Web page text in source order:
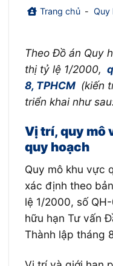
Trang chủ - Quy
Theo Đồ án Quy
thị tỷ lệ 1/2000,
8, TPHCM (kiến
triển khai như
Vị trí, quy mô
quy hoạch
Quy mô khu vực
xác định theo
lệ 1/2000, số
hữu hạn Tư vấn
Thành lập tháng